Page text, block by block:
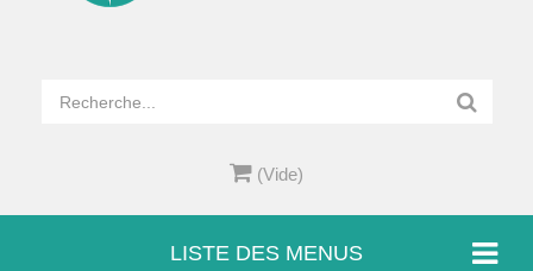
(Vide)
LISTE DES MENUS